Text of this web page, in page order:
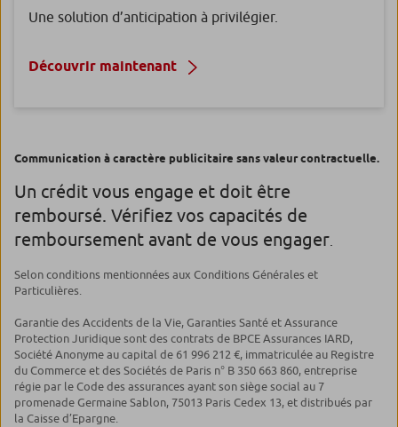
Une solution d’anticipation à privilégier.
Découvrir maintenant
Communication à caractère publicitaire sans valeur contractuelle.
Un crédit vous engage et doit être
remboursé. Vérifiez vos capacités de
remboursement avant de vous engager
Selon conditions mentionnées aux Conditions Générales et
Particulières.
Garantie des Accidents de la Vie, Garanties Santé et Assurance
Protection Juridique sont des contrats de BPCE Assurances IARD,
Société Anonyme au capital de 61 996 212 €, immatriculée au Registre
du Commerce et des Sociétés de Paris n° B 350 663 860, entreprise
régie par le Code des assurances ayant son siège social au 7
promenade Germaine Sablon, 75013 Paris Cedex 13, et distribués par
la Caisse d’Epargne.